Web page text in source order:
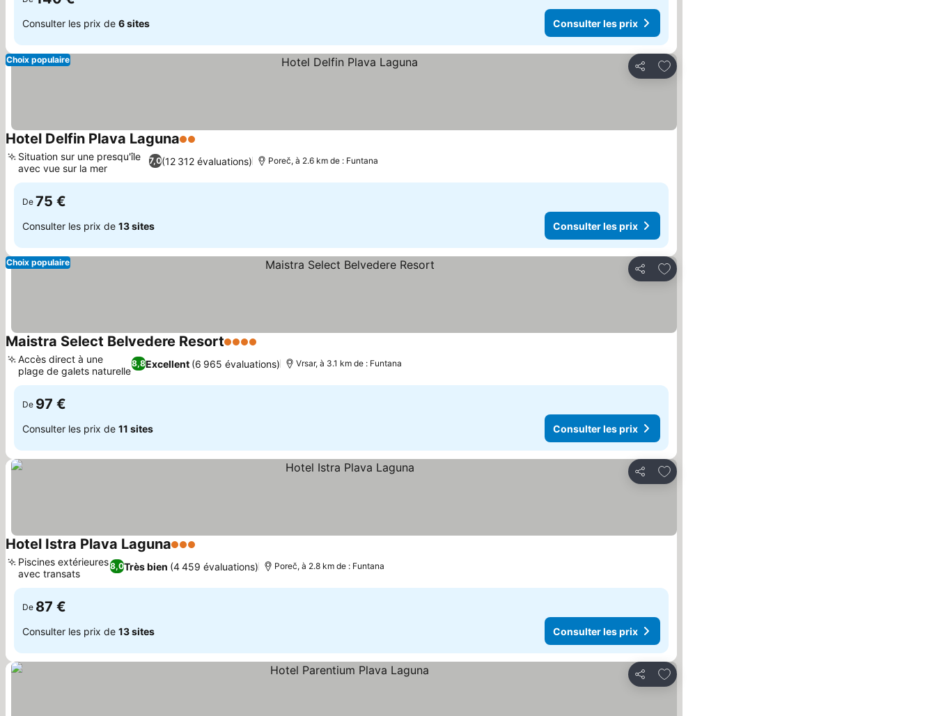
Consulter les prix de 6 sites Consulter les prix
Partager
Ajouter à mes favoris
Choix populaire
Hotel Delfin Plava Laguna2 Étoiles
7,0(12 312 évaluations)
Situation sur une presqu'île
avec vue sur la mer
Poreč, à 2.6 km de : Funtana
De 75 €
Consulter les prix de 13 sites Consulter les prix
Partager
Ajouter à mes favoris
Choix populaire
Maistra Select Belvedere Resort4 Étoiles
8,8Excellent (6 965 évaluations)
Accès direct à une
plage de galets naturelle
Vrsar, à 3.1 km de : Funtana
De 97 €
Consulter les prix de 11 sites Consulter les prix
Partager
Ajouter à mes favoris
Hotel Istra Plava Laguna3 Étoiles
8,0Très bien (4 459 évaluations)
Piscines extérieures
avec transats
Poreč, à 2.8 km de : Funtana
De 87 €
Consulter les prix de 13 sites Consulter les prix
Partager
Ajouter à mes favoris